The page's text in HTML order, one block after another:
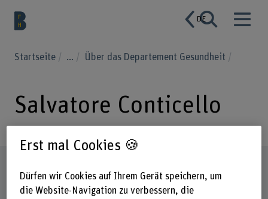
DE
Startseite ... Über das Departement Gesundheit
Salvatore Conticello
Erst mal Cookies 🍪
Dürfen wir Cookies auf Ihrem Gerät speichern, um
die Website-Navigation zu verbessern, die